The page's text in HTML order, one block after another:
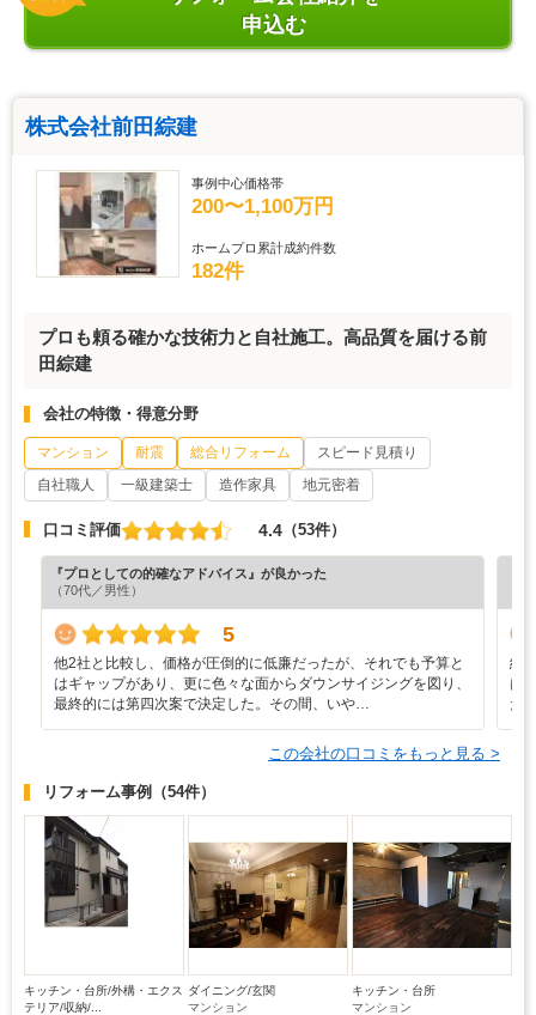
申込む
株式会社前田綜建
事例中心価格帯
200〜1,100万円
ホームプロ累計成約件数
182件
プロも頼る確かな技術力と自社施工。高品質を届ける前
田綜建
会社の特徴・得意分野
マンション 耐震 総合リフォーム
スピード見積り
自社職人
一級建築士 造作家具 地元密着
口コミ評価 4.4 （53件）
『プロとしての的確なアドバイス』が良かった
（70代／男性）
5
他2社と比較し、価格が圧倒的に低廉だったが、それでも予算と
はギャップがあり、更に色々な面からダウンサイジングを図り、
最終的には第四次案で決定した。その間、いや…
総
は
た
この会社の口コミをもっと見る >
リフォーム事例 （54件）
キッチン・台所/外構・エクス
テリア/収納/...
ダイニング/玄関
マンション
キッチン・台所
マンション